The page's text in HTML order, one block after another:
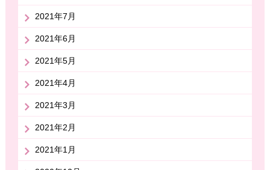
2021年7月
2021年6月
2021年5月
2021年4月
2021年3月
2021年2月
2021年1月